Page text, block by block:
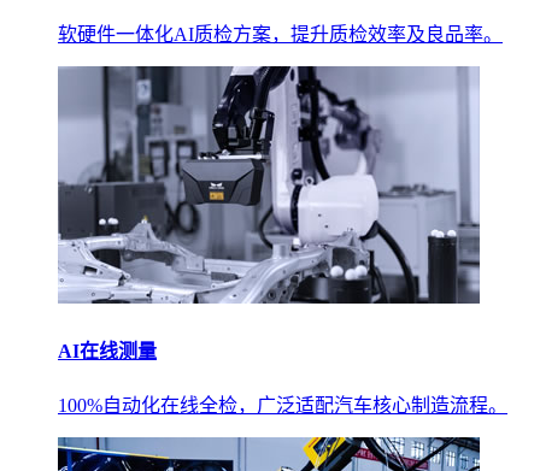
软硬件一体化AI质检方案，提升质检效率及良品率。
AI在线测量
100%自动化在线全检，广泛适配汽车核心制造流程。